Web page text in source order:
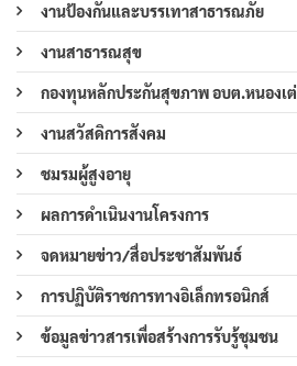
งานป้องกันและบรรเทาสาธารณภัย
งานสาธารณสุข
กองทุนหลักประกันสุขภาพ อบต.หนองเ
งานสวัสดิการสังคม
ชมรมผู้สูงอายุ
ผลการดำเนินงานโครงการ
จดหมายข่าว/สื่อประชาสัมพันธ์
การปฏิบัติราชการทางอิเล็กทรอนิกส์
ข้อมูลข่าวสารเพื่อสร้างการรับรู้ชุมชน